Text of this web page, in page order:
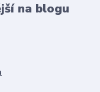
na blogu